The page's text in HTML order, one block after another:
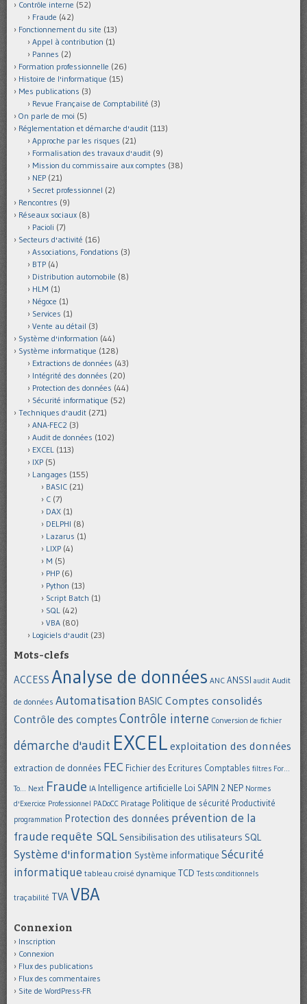
Contrôle interne (52)
Fraude (42)
Fonctionnement du site (13)
Appel à contribution (1)
Pannes (2)
Formation professionnelle (26)
Histoire de l'informatique (15)
Mes publications (3)
Revue Française de Comptabilité (3)
On parle de moi (5)
Réglementation et démarche d'audit (113)
Approche par les risques (21)
Formalisation des travaux d'audit (9)
Mission du commissaire aux comptes (38)
NEP (21)
Secret professionnel (2)
Rencontres (9)
Réseaux sociaux (8)
Pacioli (7)
Secteurs d'activité (16)
Associations, Fondations (3)
BTP (4)
Distribution automobile (8)
HLM (1)
Négoce (1)
Services (1)
Vente au détail (3)
Système d'information (44)
Système informatique (128)
Extractions de données (43)
Intégrité des données (20)
Protection des données (44)
Sécurité informatique (52)
Techniques d'audit (271)
ANA-FEC2 (3)
Audit de données (102)
EXCEL (113)
IXP (5)
Langages (155)
BASIC (21)
C (7)
DAX (1)
DELPHI (8)
Lazarus (1)
LIXP (4)
M (5)
PHP (6)
Python (13)
Script Batch (1)
SQL (42)
VBA (80)
Logiciels d'audit (23)
Mots-clefs
ACCESS Analyse de données ANC ANSSI audit Audit
de données Automatisation BASIC Comptes consolidés
Contrôle des comptes Contrôle interne Conversion de fichier
démarche d'audit EXCEL exploitation des données
extraction de données FEC Fichier des Ecritures Comptables filtres For...
To... Next Fraude IA Intelligence artificielle Loi SAPIN 2 NEP Normes
d'Exercice Professionnel PADoCC Piratage Politique de sécurité Productivité
programmation Protection des données prévention de la
fraude requête SQL Sensibilisation des utilisateurs SQL
Système d'information Système informatique Sécurité
informatique tableau croisé dynamique TCD Tests conditionnels
traçabilité TVAVBA
Connexion
Inscription
Connexion
Flux des publications
Flux des commentaires
Site de WordPress-FR